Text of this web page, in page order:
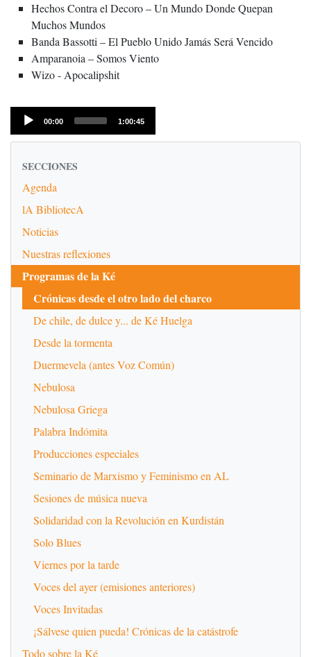
Hechos Contra el Decoro – Un Mundo Donde Quepan
Muchos Mundos
Banda Bassotti – El Pueblo Unido Jamás Será Vencido
Amparanoia – Somos Viento
Wizo - Apocalipshit
Audio
Current
00:00
Total
1:00:45
SECCIONES
Agenda
lA BibliotecA
Noticias
Nuestras reflexiones
Programas de la Ké
Crónicas desde el otro lado del charco
De chile, de dulce y... de Ké Huelga
Desde la tormenta
Duermevela (antes Voz Común)
Nebulosa
Nebulosa Griega
Palabra Indómita
Producciones especiales
Seminario de Marxismo y Feminismo en AL
Sesiones de música nueva
Solidaridad con la Revolución en Kurdistán
Solo Blues
Viernes por la tarde
Voces del ayer (emisiones anteriores)
Voces Invitadas
¡Sálvese quien pueda! Crónicas de la catástrofe
Todo sobre la Ké